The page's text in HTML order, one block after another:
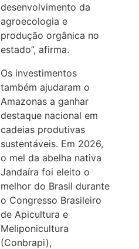
desenvolvimento da
agroecologia e
produção orgânica no
estado”, afirma.
Os investimentos
também ajudaram o
Amazonas a ganhar
destaque nacional em
cadeias produtivas
sustentáveis. Em 2026,
o mel da abelha nativa
Jandaíra foi eleito o
melhor do Brasil durante
o Congresso Brasileiro
de Apicultura e
Meliponicultura
(Conbrapi),